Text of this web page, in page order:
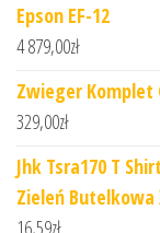
Epson EF-12
4 879,00zł
Zwieger
329,00zł
Jhk Tsra170 T
Zieleń Butelkowa
16,59zł